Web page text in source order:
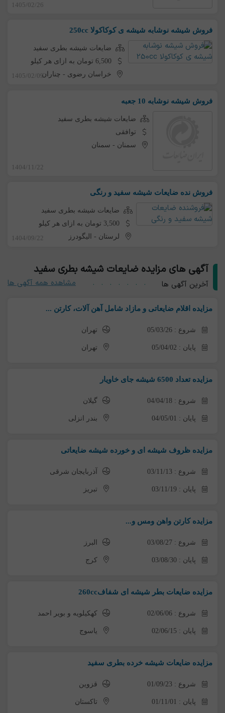
1405/02/26
فروش شیشه نوشابه شیشه ی کوکاکولا 250cc
ضایعات شیشه بطری سفید
6,500 تومان به ازای هر کیلو
خراسان رضوی - چناران1405/02/09
فروش شیشه نوشابه 10 جعبه
ضایعات شیشه بطری سفید
توافقی
سمنان - سمنان
1404/11/22
فروش نده ضایعات شیشه سفید و رنگی
ضایعات شیشه بطری سفید
3,500 تومان به ازای هر کیلو
لرستان - الیگودرز 1404/09/22
آگهی های مزایده ضایعات شیشه بطری سفید
آخرین آگهی ها مشاهده همه آگهی ها
مزایده اقلام ضایعاتی و مازاد شامل آهن آلات، کارتن ...
شروع : 05/03/26 تهران
پایان : 05/04/02 تهران
مزایده تعداد 6500 شیشه جای خاویار
شروع : 04/04/18 گیلان
پایان : 04/05/01 بندر انزلی
مزایده ظروف شیشه ای و خورده شیشه ضایعاتی
شروع : 03/11/13 آذربایجان شرقی
پایان : 03/11/19 تبریز
مزایده کارتن واهن ومس و...
شروع : 03/08/27 البرز
پایان : 03/08/30 کرج
مزایده ضایعات بطر شیشه ای شفاف260cc
شروع : 02/06/06 کهکیلویه و بویر احمد
پایان : 02/06/15 یاسوج
مزایده ضایعات شیشه خرده بطری سفید
شروع : 01/09/23 قزوین
پایان : 01/11/01 تاکستان